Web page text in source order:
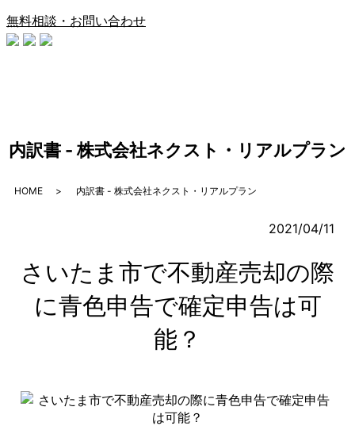
無料相談・お問い合わせ
内訳書 - 株式会社ネクスト・リアルプラン
HOME 内訳書 - 株式会社ネクスト・リアルプラン
2021/04/11
さいたま市で不動産売却の際
に青色申告で確定申告は可
能？